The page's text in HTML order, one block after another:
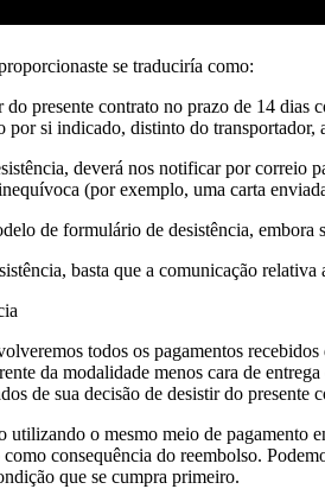
se traduciría como:
presente contrato no prazo de 14 dias
por si indicado, distinto do transportador,
deverá nos notificar por correio
(por exemplo, uma carta
de formulário de desistência, embora
basta que a comunicação
todos os pagamentos
da modalidade menos cara de
de sua decisão de desistir do presente
utilizando o mesmo meio de pagamento
consequência do reembolso.
que se cumpra primeiro.